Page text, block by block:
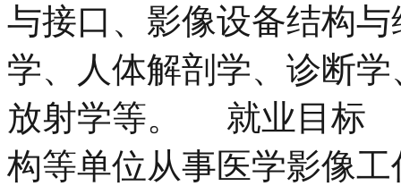
与接口、影像设备结构
学、人体解剖学、诊断
放射学等。 就业目标
构等单位从事医学影